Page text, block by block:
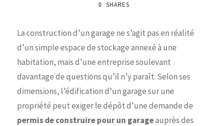
0 SHARES
La construction d’un garage ne s’agit pas en réalité
d’un simple espace de stockage annexé à une
habitation, mais d’une entreprise soulevant
davantage de questions qu’il n’y paraît. Selon ses
dimensions, l’édification d’un garage sur une
propriété peut exiger le dépôt d’une demande de
permis de construire pour un garageauprès des